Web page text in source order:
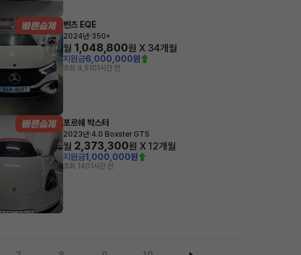
벤츠 EQE
2024년·350+
월 1,048,800원 X 34개월
지원금6,000,000원
조회 4,5101시간 전
포르쉐 박스터
2023년·4.0 Boxster GTS
월 2,373,300원 X 12개월
지원금1,000,000원
조회 1401시간 전